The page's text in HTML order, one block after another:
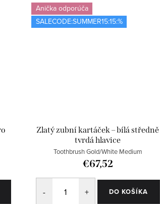
Anička odporúča
SALECODE:SUMMER15:15:%
Zlatý zubní kartáček – bílá středně
tvrdá hlavice
Toothbrush Gold/White Medium
€67,52
DO KOŠÍKA